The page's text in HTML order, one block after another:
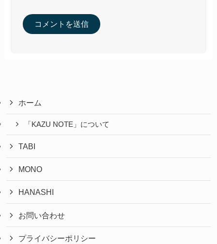
ホーム
「KAZU NOTE」について
TABI
MONO
HANASHI
お問い合わせ
プライバシーポリシー